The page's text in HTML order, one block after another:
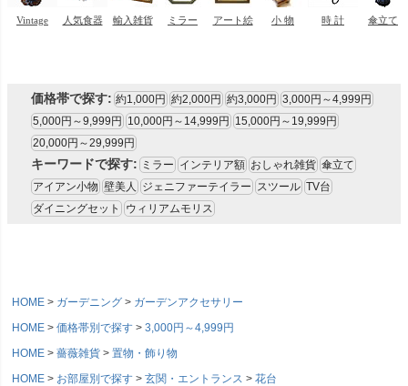
価格帯で探す: 約1,000円 約2,000円 約3,000円 3,000円～4,999円
5,000円～9,999円
10,000円～14,999円
15,000円～19,999円
20,000円～29,999円
キーワードで探す: ミラー インテリア額 おしゃれ雑貨 傘立て
アイアン小物 壁美人 ジェニファーテイラー スツール TV台
ダイニングセット
ウィリアムモリス
HOME ガーデニング
ガーデンアクセサリー
HOME
価格帯別で探す
3,000円～4,999円
HOME
薔薇雑貨
置物・飾り物
HOME
お部屋別で探す 玄関・エントランス
花台